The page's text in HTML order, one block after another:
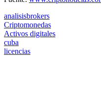
analisisbrokers
Criptomonedas
Activos digitales
cuba
licencias